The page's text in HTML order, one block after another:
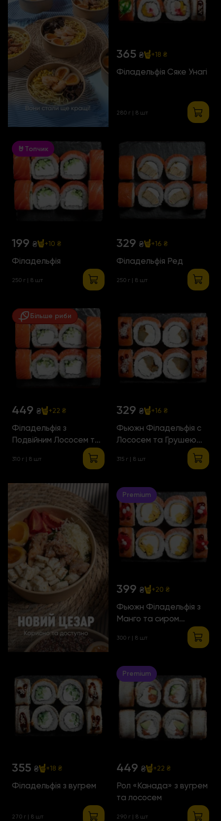
365 ₴ +18 ₴
Філадельфія Сяке Унагі
280 г | 8 шт
🤘Топчик
199 ₴ +10 ₴
Філадельфія
250 г | 8 шт
329 ₴ +16 ₴
Філадельфія Ред
250 г | 8 шт
Більше риби
449 ₴ +22 ₴
Філадельфія з
Подвійним Лососем та
310 г | 8 шт
329 ₴ +16 ₴
Фьюжн Філадельфія с
Лососем та Грушею
315 г | 8 шт
Premium
399 ₴ +20 ₴
Фьюжн Філадельфія з
Манго та сиром
300 г | 8 шт
355 ₴ +18 ₴
Філадельфія з вугрем
270 г | 8 шт
Premium
449 ₴ +22 ₴
Рол «Канада» з вугрем
та лососем
290 г | 8 шт